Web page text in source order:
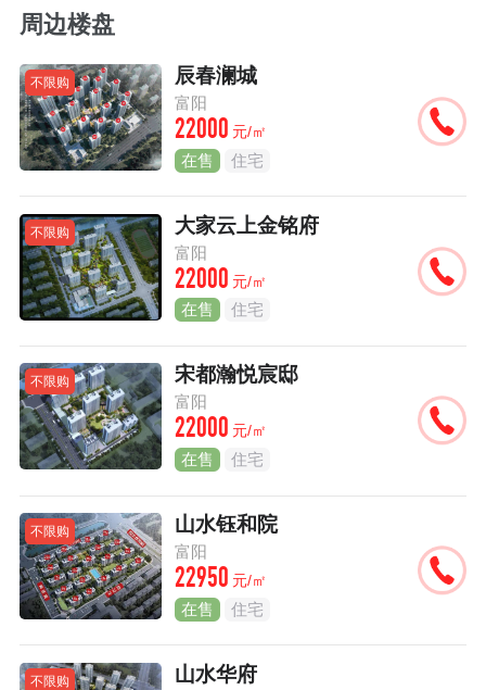
周边楼盘
不限购 辰春澜城
富阳
22000 元/㎡
在售 住宅
不限购 大家云上金铭府
富阳
22000 元/㎡
在售 住宅
不限购 宋都瀚悦宸邸
富阳
22000 元/㎡
在售 住宅
不限购 山水钰和院
富阳
22950 元/㎡
在售 住宅
不限购 山水华府